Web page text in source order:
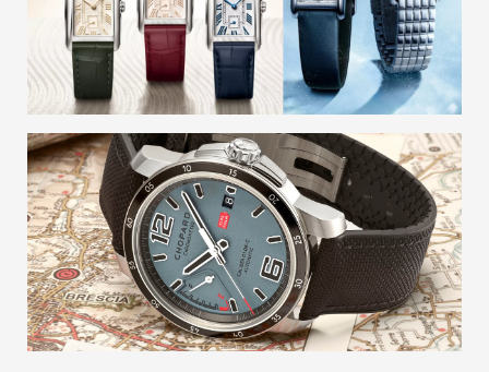
Longines | Nieuwe DolceVita-modellen
combineren kleur en diamantzetkunst